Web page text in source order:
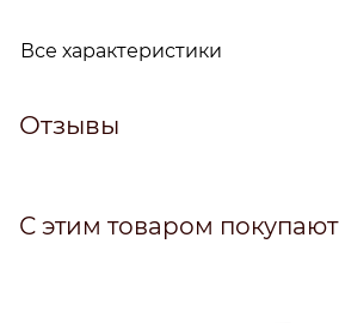
Все характеристики
Отзывы
С этим товаром покупают